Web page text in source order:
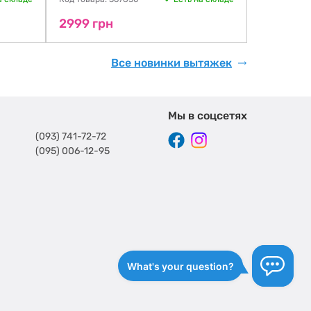
2999 грн
Все новинки вытяжек
(093) 741-72-72
(095) 006-12-95
Мы в соцсетях